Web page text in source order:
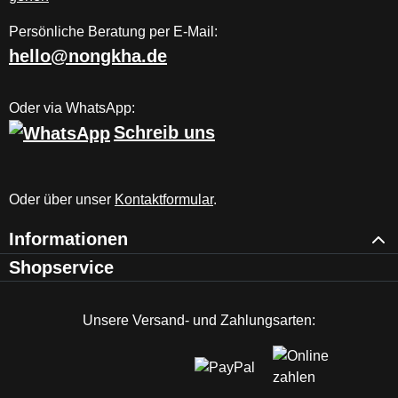
Persönliche Beratung per E-Mail:
hello@nongkha.de
Oder via WhatsApp:
Schreib uns
Oder über unser Kontaktformular.
Informationen
Shopservice
Unsere Versand- und Zahlungsarten: